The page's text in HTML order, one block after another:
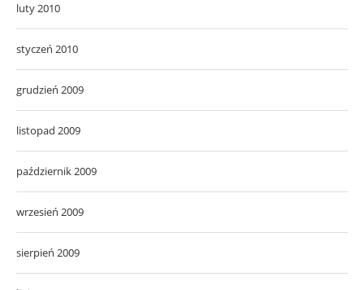
luty 2010
styczeń 2010
grudzień 2009
listopad 2009
październik 2009
wrzesień 2009
sierpień 2009